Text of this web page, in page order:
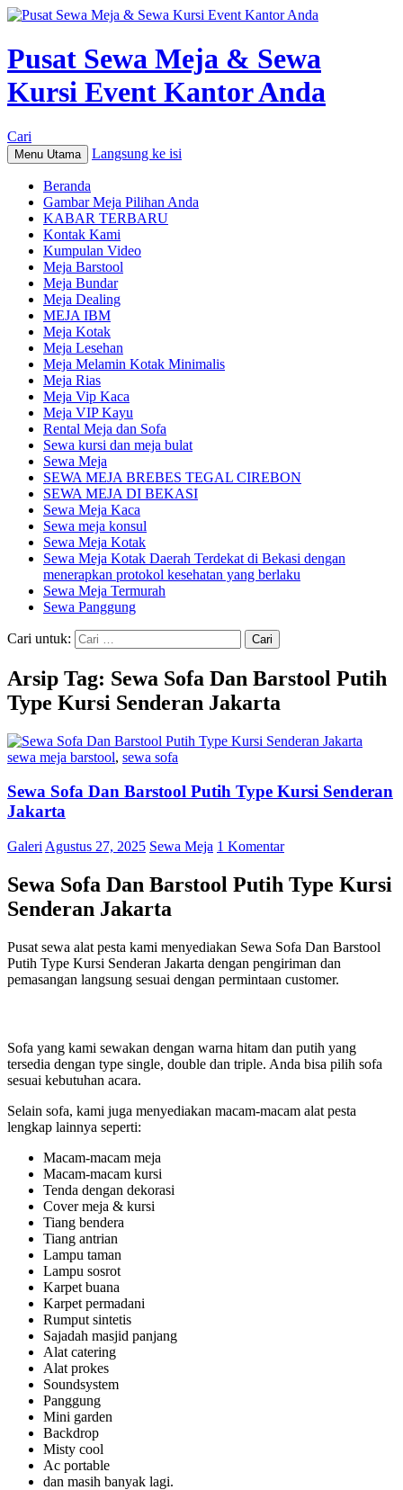
Pusat Sewa Meja & Sewa
Kursi Event Kantor Anda
Cari
Menu Utama Langsung ke isi
Beranda
Gambar Meja Pilihan Anda
KABAR TERBARU
Kontak Kami
Kumpulan Video
Meja Barstool
Meja Bundar
Meja Dealing
MEJA IBM
Meja Kotak
Meja Lesehan
Meja Melamin Kotak Minimalis
Meja Rias
Meja Vip Kaca
Meja VIP Kayu
Rental Meja dan Sofa
Sewa kursi dan meja bulat
Sewa Meja
SEWA MEJA BREBES TEGAL CIREBON
SEWA MEJA DI BEKASI
Sewa Meja Kaca
Sewa meja konsul
Sewa Meja Kotak
Sewa Meja Kotak Daerah Terdekat di Bekasi dengan
menerapkan protokol kesehatan yang berlaku
Sewa Meja Termurah
Sewa Panggung
Cari untuk:
Arsip Tag: Sewa Sofa Dan Barstool Putih
Type Kursi Senderan Jakarta
sewa meja barstool, sewa sofa
Sewa Sofa Dan Barstool Putih Type Kursi Senderan
Jakarta
Galeri Agustus 27, 2025 Sewa Meja 1 Komentar
Sewa Sofa Dan Barstool Putih Type Kursi
Senderan Jakarta
Pusat sewa alat pesta kami menyediakan Sewa Sofa Dan Barstool
Putih Type Kursi Senderan Jakarta dengan pengiriman dan
pemasangan langsung sesuai dengan permintaan customer.
Sofa yang kami sewakan dengan warna hitam dan putih yang
tersedia dengan type single, double dan triple. Anda bisa pilih sofa
sesuai kebutuhan acara.
Selain sofa, kami juga menyediakan macam-macam alat pesta
lengkap lainnya seperti:
Macam-macam meja
Macam-macam kursi
Tenda dengan dekorasi
Cover meja & kursi
Tiang bendera
Tiang antrian
Lampu taman
Lampu sosrot
Karpet buana
Karpet permadani
Rumput sintetis
Sajadah masjid panjang
Alat catering
Alat prokes
Soundsystem
Panggung
Mini garden
Backdrop
Misty cool
Ac portable
dan masih banyak lagi.